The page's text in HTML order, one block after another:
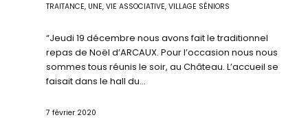
TRAITANCE, UNE, VIE ASSOCIATIVE, VILLAGE SÉNIORS
“Jeudi 19 décembre nous avons fait le traditionnel
repas de Noël d’ARCAUX. Pour l’occasion nous nous
sommes tous réunis le soir, au Château. L’accueil se
faisait dans le hall du…
7 février 2020